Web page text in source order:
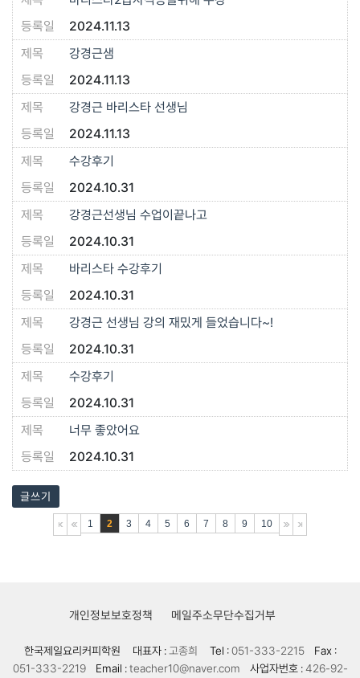
2024.11.13
강경근샘
2024.11.13
강경근 바리스타 선생님
2024.11.13
수강후기
2024.10.31
강경근선생님 수업이끝나고
2024.10.31
바리스타 수강후기
2024.10.31
강경근 선생님 강의 재밌게 들었습니다~!
2024.10.31
수강후기
2024.10.31
너무 좋았어요
2024.10.31
글쓰기
1 2 3 4 5 6 7 8 9 10
개인정보보호정책 메일주소무단수집거부
한국제일요리커피학원 대표자 :고종희 Tel : 051-333-2215
Fax :
051-333-2219
Email : teacher10@naver.com 사업자번호 :426-92-